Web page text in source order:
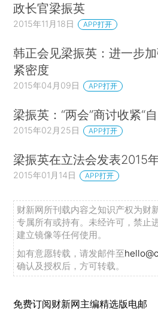
政长官梁振英
2015年11月18日 APP打开
韩正会见梁振英：进一步
紧密度
2015年04月09日 APP打开
梁振英：“两会”商讨收紧“
2015年02月25日 APP打开
梁振英在立法会发表2015
2015年01月14日 APP打开
财新网所刊载内容之知识产权为财
专属所有或持有。未经许可，禁止
建立镜像等任何使用。
如有意愿转载，请发邮件至
确认及授权后，方可转载。
免费订阅财新网主编精选版电邮